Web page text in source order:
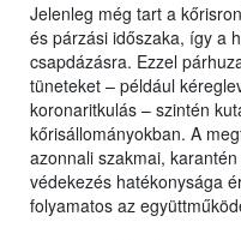
Jelenleg még tart a
és párzási időszaka, így a
csapdázásra. Ezzel
tüneteket – például
koronaritkulás – szintén
kőrisállományokban. A
azonnali szakmai,
védekezés hatékonysága
folyamatos az